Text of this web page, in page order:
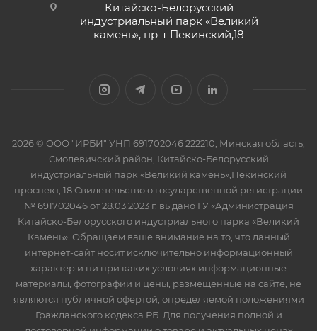
Китайско-Белорусский
индустриальный парк «Великий
камень», пр-т Пекинский,18
2026 © ООО "ИРБИ" УНП 691702046 222210, Минская область,
Смолевичский район, Китайско-Белорусский
индустриальный парк «Великий камень»,Пекинский
проспект, 18.Свидетельство о государственной регистрации
№ 691702046 от 28.03.2023 г. выдано ГУ «Администрация
Китайско-Белорусского индустриального парка «Великий
Камень». Обращаем ваше внимание на то, что данный
интернет-сайт носит исключительно информационный
характер и ни при каких условиях информационные
материалы, фотографии и цены, размещенные на сайте, не
являются публичной офертой, определяемой положениями
Гражданского кодекса РБ. Для получения полной и